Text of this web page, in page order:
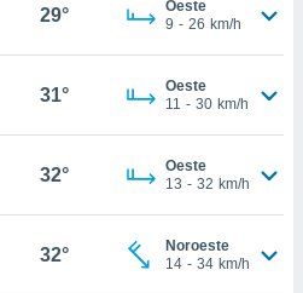
29°
Oeste
9 - 26 km/h
31°
Oeste
11 - 30 km/h
32°
Oeste
13 - 32 km/h
32°
Noroeste
14 - 34 km/h